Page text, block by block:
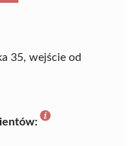
35, wejście od